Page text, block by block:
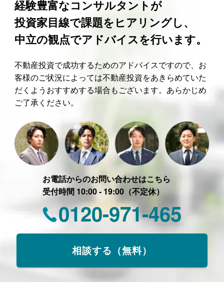
経験豊富なコンサルタントが
投資家目線で課題をヒアリングし、
中立の観点でアドバイスを行います。
不動産投資で成功するためのアドバイスですので、お
客様のご状況によっては不動産投資をあきらめていた
だくようおすすめする場合もございます。あらかじめ
ご了承ください。
お電話からのお問い合わせはこちら
受付時間 10:00 - 19:00（不定休）
0120-971-465
相談する（無料）